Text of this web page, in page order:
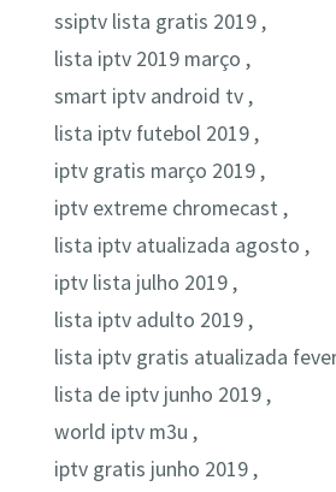
ssiptv lista gratis 2019 ,
lista iptv 2019 março ,
smart iptv android tv ,
lista iptv futebol 2019 ,
iptv gratis março 2019 ,
iptv extreme chromecast ,
lista iptv atualizada agosto ,
iptv lista julho 2019 ,
lista iptv adulto 2019 ,
lista iptv gratis atualizada
lista de iptv junho 2019 ,
world iptv m3u ,
iptv gratis junho 2019 ,